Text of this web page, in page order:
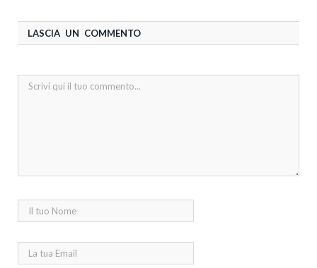
LASCIA UN COMMENTO